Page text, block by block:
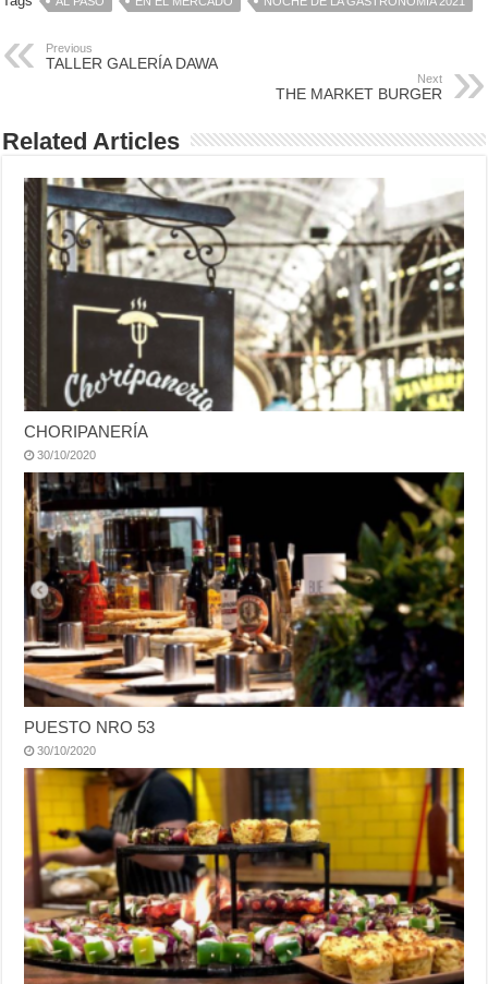
Previous
TALLER GALERÍA DAWA
Next
THE MARKET BURGER
Related Articles
CHORIPANERÍA
30/10/2020
PUESTO NRO 53
30/10/2020